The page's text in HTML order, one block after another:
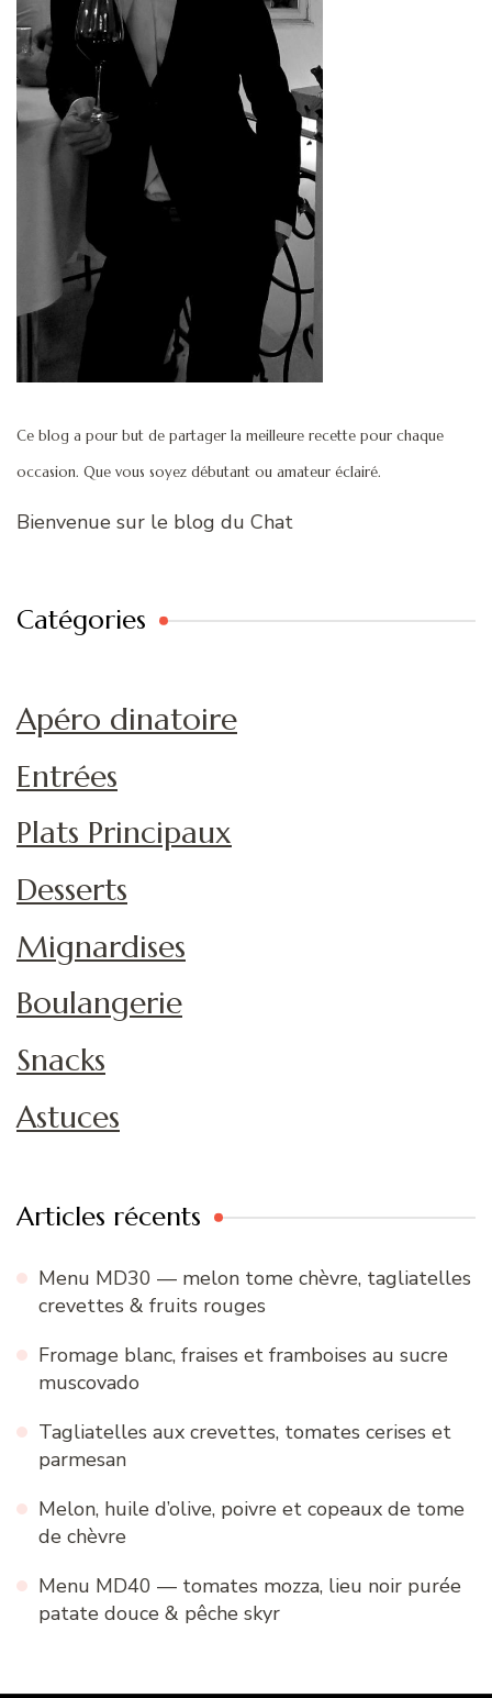
Ce blog a pour but de partager la meilleure recette pour chaque
occasion. Que vous soyez débutant ou amateur éclairé.
Bienvenue sur le blog du Chat
Catégories
Apéro dinatoire
Entrées
Plats Principaux
Desserts
Mignardises
Boulangerie
Snacks
Astuces
Articles récents
Menu MD30 — melon tome chèvre, tagliatelles
crevettes & fruits rouges
Fromage blanc, fraises et framboises au sucre
muscovado
Tagliatelles aux crevettes, tomates cerises et
parmesan
Melon, huile d’olive, poivre et copeaux de tome
de chèvre
Menu MD40 — tomates mozza, lieu noir purée
patate douce & pêche skyr